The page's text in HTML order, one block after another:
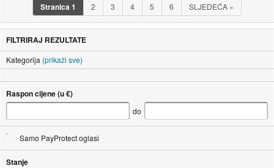
Stranica1 2 3 4 5 6 SLJEDEĆA »
FILTRIRAJ REZULTATE
Kategorija (prikaži sve)
Raspon cijene (u €)
do
Samo PayProtect oglasi
Stanje